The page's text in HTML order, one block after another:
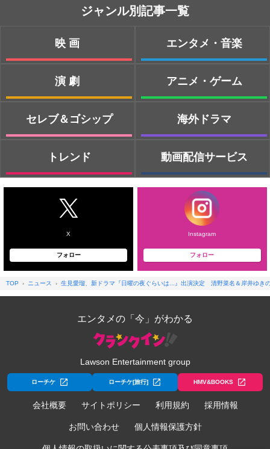
ジャンル別記事一覧
映画
演劇
セレブ＆ゴシップ
トレンド
エンタメ・音楽
アニメ・ゲーム
海外ドラマ
動画配信サービス
X
フォロー
Instagram
フォロー
TOP ニュース 生見愛瑠、新ドラマ『日曜の夜ぐらいは...』出演決定 清野菜名＆岸井ゆき
エンタメの「今」がわかる
Lawson Entertainment group
ローチケ ローチケ[旅行] HMV&BOOKS
会社概要 サイトポリシー 利用規約 採用情報
お問い合わせ 個人情報保護方針